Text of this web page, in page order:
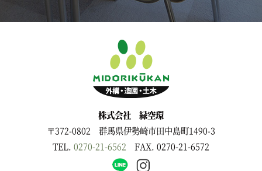
株式会社 緑空環
〒372-0802 群馬県伊勢崎市田中島町1490-3
TEL. 0270-21-6562 FAX. 0270-21-6572